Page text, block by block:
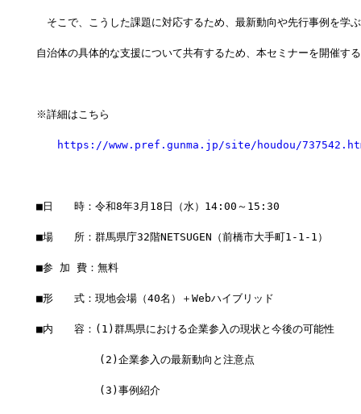
そこで、こうした課題に対応するため、最新動向や先行事例を学
自治体の具体的な支援について共有するため、本セミナーを開催す
※詳細はこちら
https://www.pref.gunma.jp/site/houdou/
■日　　時：令和8年3月18日（水）14:00～15:30
■場　　所：群馬県庁32階NETSUGEN（前橋市大手町1-1-1）
■参 加 費：無料
■形　　式：現地会場（40名）＋Webハイブリッド
■内　　容：(1)群馬県における企業参入の現状と今後の可能性
(2)企業参入の最新動向と注意点
(3)事例紹介